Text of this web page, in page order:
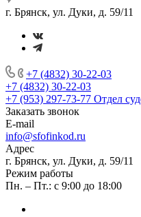
г. Брянск, ул. Дуки, д. 59/11
+7 (4832) 30-22-03
+7 (4832) 30-22-03
+7 (953) 297-73-77 Отдел
Заказать звонок
E-mail
info@sfofinkod.ru
Адрес
г. Брянск, ул. Дуки, д. 59/11
Режим работы
Пн. – Пт.: с 9:00 до 18:00